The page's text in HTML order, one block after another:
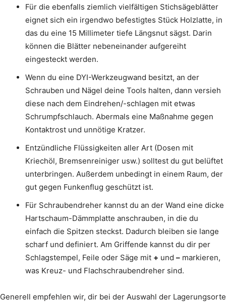
Für die ebenfalls ziemlich vielfältigen Stichsägeblätter
eignet sich ein irgendwo befestigtes Stück Holzlatte, in
das du eine 15 Millimeter tiefe Längsnut sägst. Darin
können die Blätter nebeneinander aufgereiht
eingesteckt werden.
Wenn du eine DYI-Werkzeugwand besitzt, an der
Schrauben und Nägel deine Tools halten, dann versieh
diese nach dem Eindrehen/-schlagen mit etwas
Schrumpfschlauch. Abermals eine Maßnahme gegen
Kontaktrost und unnötige Kratzer.
Entzündliche Flüssigkeiten aller Art (Dosen mit
Kriechöl, Bremsenreiniger usw.) solltest du gut belüftet
unterbringen. Außerdem unbedingt in einem Raum, der
gut gegen Funkenflug geschützt ist.
Für Schraubendreher kannst du an der Wand eine dicke
Hartschaum-Dämmplatte anschrauben, in die du
einfach die Spitzen steckst. Dadurch bleiben sie lange
scharf und definiert. Am Griffende kannst du dir per
Schlagstempel, Feile oder Säge mit + und – markieren,
was Kreuz- und Flachschraubendreher sind.
Generell empfehlen wir, dir bei der Auswahl der Lagerungsorte